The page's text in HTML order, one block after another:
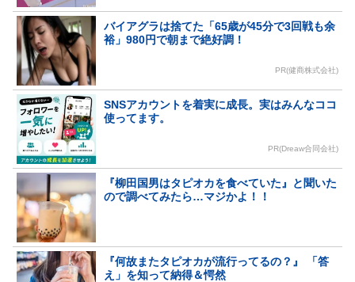
バイアグラは捨てた「65歳が45分で3回戦も余
裕」980円で朝まで絶好調！
PR(健商株式会社)
SNSアカウントを着実に成長。実はみんなココ
使ってます。
PR(Dreaw合同会社)
『柳田国男はタピオカを食べていた』と聞いた
ので調べてみたら…マジかよ！！
『何故またタピオカが流行ってるの？』 「答
え」を知って納得＆愕然